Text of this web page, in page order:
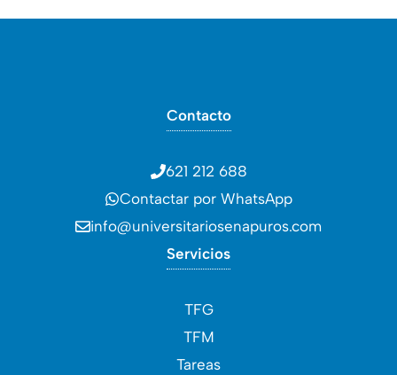
Contacto
621 212 688
Contactar por WhatsApp
info@universitariosenapuros.com
Servicios
TFG
TFM
Tareas